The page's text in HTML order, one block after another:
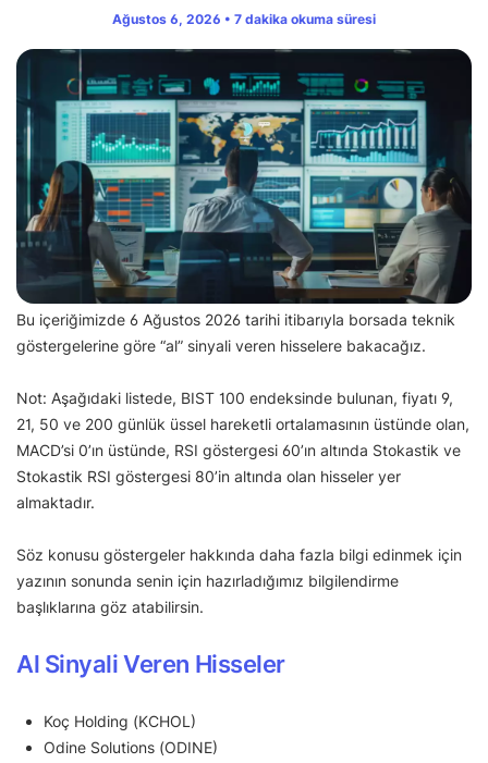
Ağustos 6, 2026 • 7 dakika okuma süresi
Bu içeriğimizde 6 Ağustos 2026 tarihi itibarıyla borsada teknik
göstergelerine göre “al” sinyali veren hisselere bakacağız.
Not: Aşağıdaki listede, BIST 100 endeksinde bulunan, fiyatı 9,
21, 50 ve 200 günlük üssel hareketli ortalamasının üstünde olan,
MACD’si 0’ın üstünde, RSI göstergesi 60’ın altında Stokastik ve
Stokastik RSI göstergesi 80’in altında olan hisseler yer
almaktadır.
Söz konusu göstergeler hakkında daha fazla bilgi edinmek için
yazının sonunda senin için hazırladığımız bilgilendirme
başlıklarına göz atabilirsin.
Al Sinyali Veren Hisseler
Koç Holding (KCHOL)
Odine Solutions (ODINE)